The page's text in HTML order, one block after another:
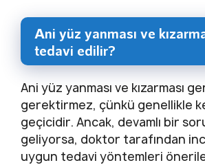
Ani yüz yanması ve
tedavi edilir?
Ani yüz yanması ve kızarması
gerektirmez, çünkü genellikle
geçicidir. Ancak, devamlı bir
geliyorsa, doktor tarafından
uygun tedavi yöntemleri